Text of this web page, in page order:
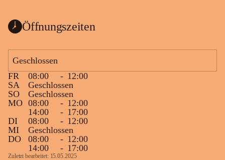
Öffnungszeiten
Geschlossen
FR
08:00 - 12:00
SA
Geschlossen
SO
Geschlossen
MO 08:00 - 12:00
14:00
- 17:00
DI
08:00 - 12:00
MI
Geschlossen
DO
08:00 - 12:00
14:00
- 17:00
Zuletzt bearbeitet: 15.05.2025